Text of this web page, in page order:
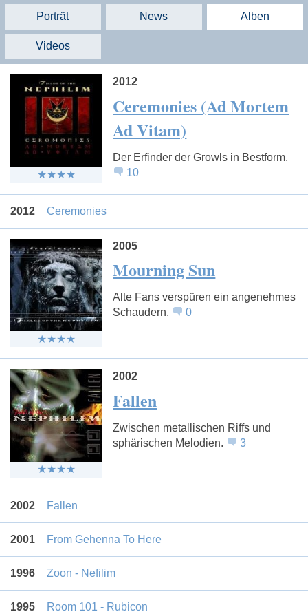
Porträt News Alben
Videos
2012
Ceremonies (Ad Mortem
Ad Vitam)
Der Erfinder der Growls in Bestform.
10
2012 Ceremonies
2005
Mourning Sun
Alte Fans verspüren ein angenehmes
Schaudern.
0
2002
Fallen
Zwischen metallischen Riffs und
sphärischen Melodien.
3
2002 Fallen
2001 From Gehenna To Here
1996 Zoon - Nefilim
1995 Room 101 - Rubicon